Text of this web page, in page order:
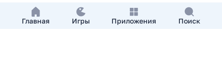
Главная Игры Приложения Поиск